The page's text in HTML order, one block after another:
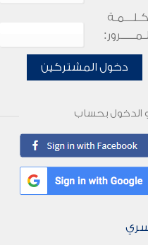
كـلـــمـة
دخول المشتركين
الدخول بحساب